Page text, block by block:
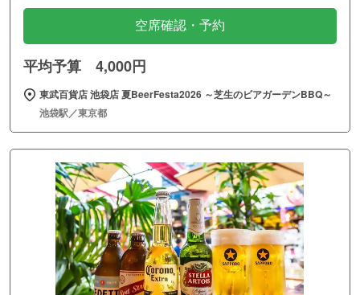
空席確認・予約
平均予算 4,000円
東武百貨店 池袋店 夏BeerFesta2026 ～芝生のビアガーデンBBQ～
池袋駅／東京都